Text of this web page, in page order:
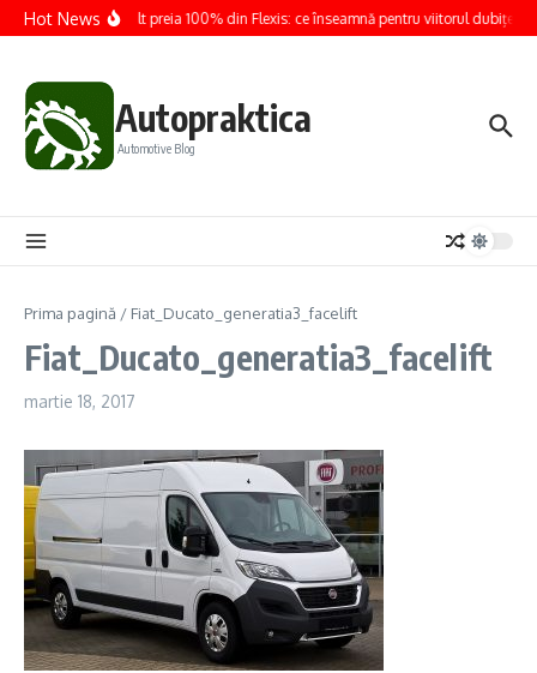
Sari la conținut
Hot NewsRenault preia 100% din Flexis: ce înseamnă pentru viitorul dubițelor
Autopraktica
Automotive Blog
Prima pagină / Fiat_Ducato_generatia3_facelift
Fiat_Ducato_generatia3_facelift
martie 18, 2017